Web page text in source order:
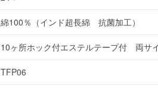
綿100％（インド超長綿 抗菌加工）
10ヶ所ホック付エステルテープ付 両サ
TFP06